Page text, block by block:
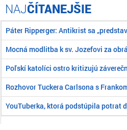
ČÍTANEJŠIE
Páter Ripperger: Antikrist sa
Mocná modlitba k sv. Jozefovi za
Poľskí katolíci ostro kritizujú
Rozhovor Tuckera Carlsona s
YouTuberka, ktorá podstúpila potrat